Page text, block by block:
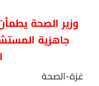
وزير الصحة
جاهزية
غزة-الصحة